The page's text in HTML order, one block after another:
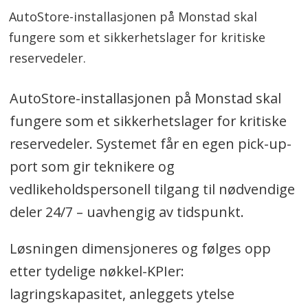
AutoStore-installasjonen på Monstad skal
fungere som et sikkerhetslager for kritiske
reservedeler.
AutoStore-installasjonen på Monstad skal
fungere som et sikkerhetslager for kritiske
reservedeler. Systemet får en egen pick-up-
port som gir teknikere og
vedlikeholdspersonell tilgang til nødvendige
deler 24/7 – uavhengig av tidspunkt.
Løsningen dimensjoneres og følges opp
etter tydelige nøkkel-KPIer:
lagringskapasitet, anleggets ytelse